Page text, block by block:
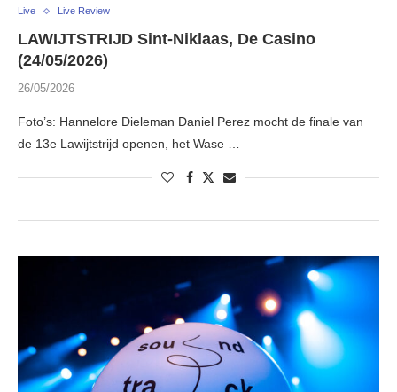
Live Live Review
LAWIJTSTRIJD Sint-Niklaas, De Casino
(24/05/2026)
26/05/2026
Foto’s: Hannelore Dieleman Daniel Perez mocht de finale van
de 13e Lawijtstrijd openen, het Wase …